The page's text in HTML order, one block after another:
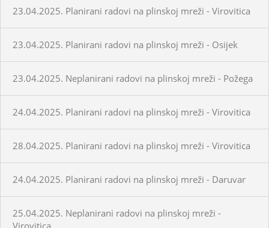
23.04.2025. Planirani radovi na plinskoj mreži - Virovitica
23.04.2025. Planirani radovi na plinskoj mreži - Osijek
23.04.2025. Neplanirani radovi na plinskoj mreži - Požega
24.04.2025. Planirani radovi na plinskoj mreži - Virovitica
28.04.2025. Planirani radovi na plinskoj mreži - Virovitica
24.04.2025. Planirani radovi na plinskoj mreži - Daruvar
25.04.2025. Neplanirani radovi na plinskoj mreži -
Virovitica